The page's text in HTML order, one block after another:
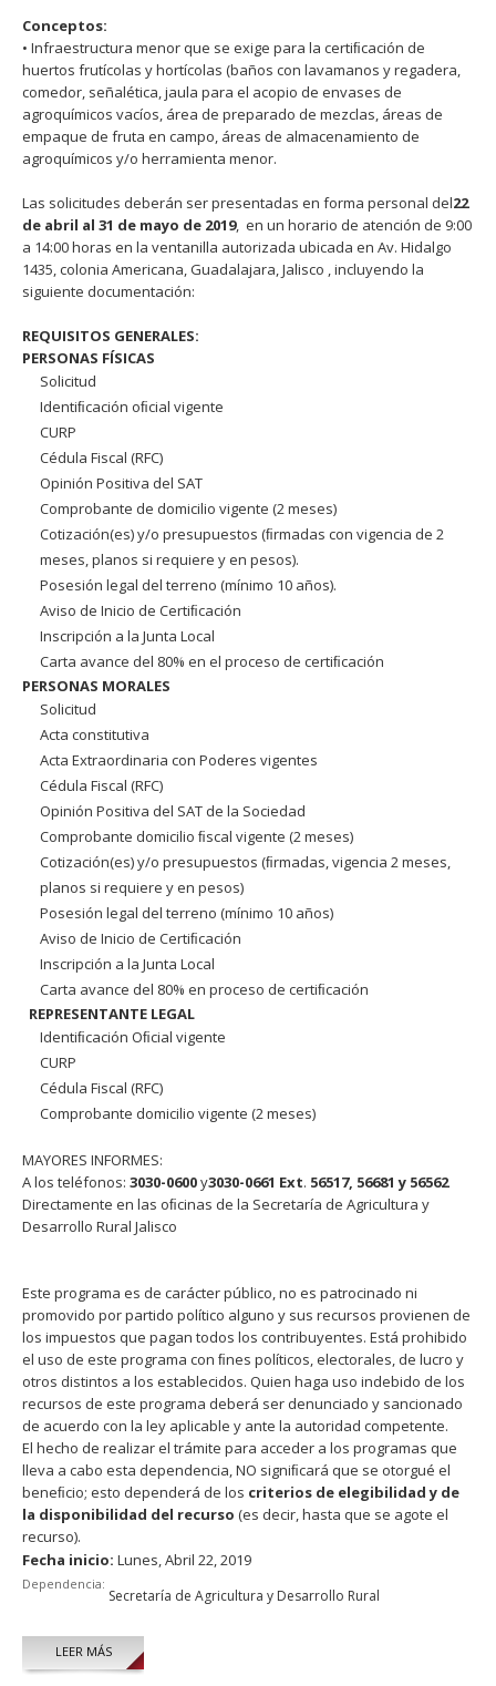
Conceptos:
• Infraestructura menor que se exige para la certiﬁcación de
huertos frutícolas y hortícolas (baños con lavamanos y regadera,
comedor, señalética, jaula para el acopio de envases de
agroquímicos vacíos, área de preparado de mezclas, áreas de
empaque de fruta en campo, áreas de almacenamiento de
agroquímicos y/o herramienta menor.
Las solicitudes deberán ser presentadas en forma personal del22
de abril al 31 de mayo de 2019, en un horario de atención de 9:00
a 14:00 horas en la ventanilla autorizada ubicada en Av. Hidalgo
1435, colonia Americana, Guadalajara, Jalisco , incluyendo la
siguiente documentación:
REQUISITOS GENERALES:
PERSONAS FÍSICAS
Solicitud
Identiﬁcación oﬁcial vigente
CURP
Cédula Fiscal (RFC)
Opinión Positiva del SAT
Comprobante de domicilio vigente (2 meses)
Cotización(es) y/o presupuestos (ﬁrmadas con vigencia de 2
meses, planos si requiere y en pesos).
Posesión legal del terreno (mínimo 10 años).
Aviso de Inicio de Certiﬁcación
Inscripción a la Junta Local
Carta avance del 80% en el proceso de certiﬁcación
PERSONAS MORALES
Solicitud
Acta constitutiva
Acta Extraordinaria con Poderes vigentes
Cédula Fiscal (RFC)
Opinión Positiva del SAT de la Sociedad
Comprobante domicilio ﬁscal vigente (2 meses)
Cotización(es) y/o presupuestos (ﬁrmadas, vigencia 2 meses,
planos si requiere y en pesos)
Posesión legal del terreno (mínimo 10 años)
Aviso de Inicio de Certiﬁcación
Inscripción a la Junta Local
Carta avance del 80% en proceso de certiﬁcación
REPRESENTANTE LEGAL
Identiﬁcación Oﬁcial vigente
CURP
Cédula Fiscal (RFC)
Comprobante domicilio vigente (2 meses)
MAYORES INFORMES:
A los teléfonos: 3030-0600y3030-0661 Ext. 56517, 56681 y 56562
Directamente en las oﬁcinas de la Secretaría de Agricultura y
Desarrollo Rural Jalisco
Este programa es de carácter público, no es patrocinado ni
promovido por partido político alguno y sus recursos provienen de
los impuestos que pagan todos los contribuyentes. Está prohibido
el uso de este programa con ﬁnes políticos, electorales, de lucro y
otros distintos a los establecidos. Quien haga uso indebido de los
recursos de este programa deberá ser denunciado y sancionado
de acuerdo con la ley aplicable y ante la autoridad competente.
El hecho de realizar el trámite para acceder a los programas que
lleva a cabo esta dependencia, NO signiﬁcará que se otorgué el
beneﬁcio; esto dependerá de los criterios de elegibilidad y de
la disponibilidad del recurso (es decir, hasta que se agote el
recurso).
Fecha inicio: Lunes, Abril 22, 2019
Dependencia:
Secretaría de Agricultura y Desarrollo Rural
LEER MÁS